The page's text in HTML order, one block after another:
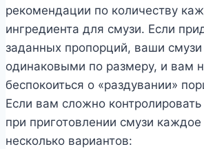
рекомендации по количеству
ингредиента для смузи. Если
заданных пропорций, ваши смузи
одинаковыми по размеру, и вам
беспокоиться о «раздувании»
Если вам сложно
при приготовлении смузи каждое
несколько вариантов: